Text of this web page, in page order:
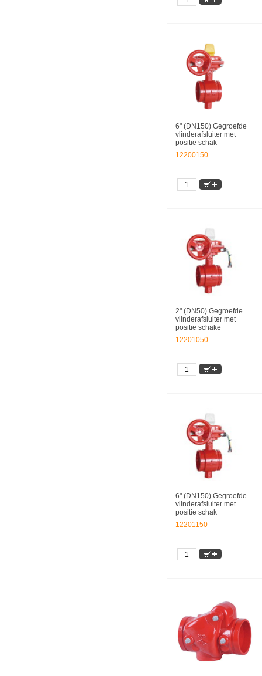
6" (DN150) Gegroefde
vlinderafsluiter met
positie schak
12200150
2" (DN50) Gegroefde
vlinderafsluiter met
positie schake
12201050
6" (DN150) Gegroefde
vlinderafsluiter met
positie schak
12201150